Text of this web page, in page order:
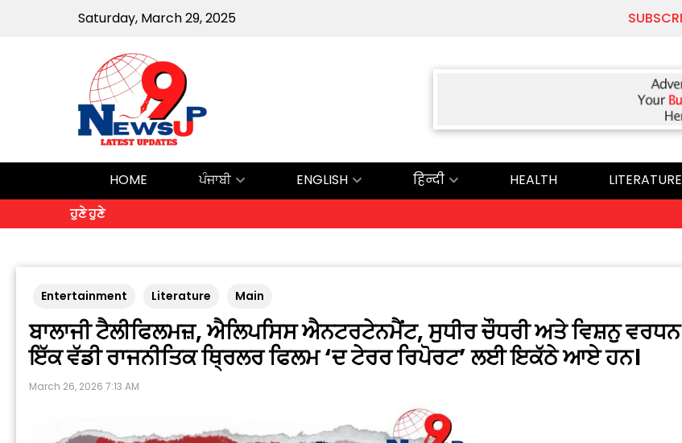
Saturday, March 29, 2025
HOME ਪੰਜਾਬੀ ENGLISH हिन्दी HEALTH LITERATURE
ਹੁਣੇ ਹੁਣੇ
Entertainment Literature Main
ਬਾਲਾਜੀ ਟੈਲੀਫਿਲਮਜ਼, ਐਲਿਪਸਿਸ ਐਨਟਰਟੇਨਮੈਂਟ, ਸੁਧੀਰ ਚੌਧਰੀ ਅਤੇ ਵਿਸ਼ਨੁ ਵਰਧਨ
ਇੱਕ ਵੱਡੀ ਰਾਜਨੀਤਿਕ ਥ੍ਰਿਲਰ ਫਿਲਮ ‘ਦ ਟੇਰਰ ਰਿਪੋਰਟ’ ਲਈ ਇਕੱਠੇ ਆਏ ਹਨ।
March 26, 2026 7:13 AM